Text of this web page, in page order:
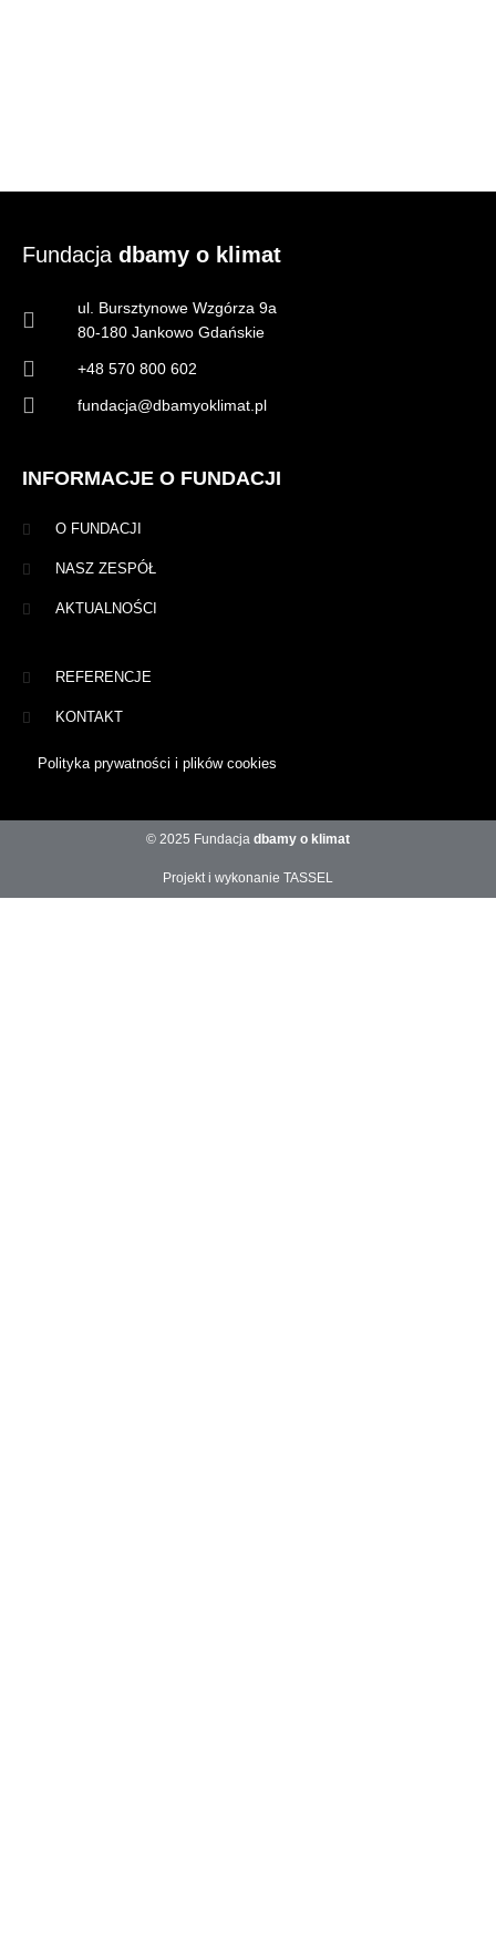
Fundacja dbamy o klimat
ul. Bursztynowe Wzgórza 9a
80-180 Jankowo Gdańskie
+48 570 800 602
fundacja@dbamyoklimat.pl
INFORMACJE O FUNDACJI
O FUNDACJI
NASZ ZESPÓŁ
AKTUALNOŚCI
REFERENCJE
KONTAKT
Polityka prywatności i plików cookies
© 2025 Fundacja dbamy o klimat
Projekt i wykonanie TASSEL